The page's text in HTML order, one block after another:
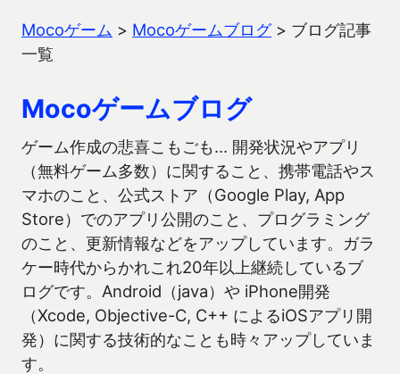
Mocoゲーム > Mocoゲームブログ> ブログ記事
一覧
Mocoゲームブログ
ゲーム作成の悲喜こもごも… 開発状況やアプリ
（無料ゲーム多数）に関すること、携帯電話やス
マホのこと、公式ストア（Google Play, App
Store）でのアプリ公開のこと、プログラミング
のこと、更新情報などをアップしています。ガラ
ケー時代からかれこれ20年以上継続しているブ
ログです。Android（java）や iPhone開発
（Xcode, Objective-C, C++ によるiOSアプリ開
発）に関する技術的なことも時々アップしていま
す。